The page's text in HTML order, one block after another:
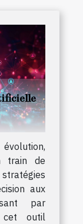
train de
aux
par
cet outil